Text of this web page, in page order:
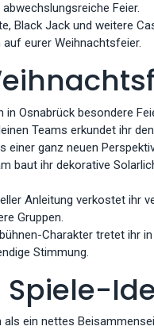
Feier.
Black Jack und weitere
eurer Weihnachtsfeier.
Osnabrück besondere
Teams erkundet ihr
einer ganz neuen
baut ihr dekorative
Anleitung verkostet ihr
Gruppen.
Charakter tretet ihr
Stimmung.
Spiele-
ein nettes